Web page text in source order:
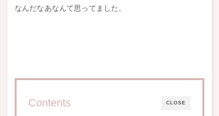
なんだなあなんて思ってました。
CLOSE
Contents